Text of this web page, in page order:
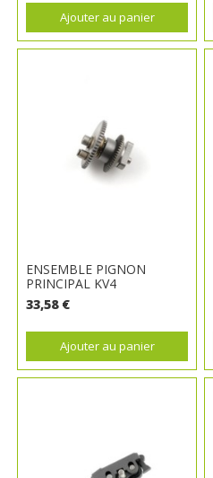
Ajouter au panier
ENSEMBLE PIGNON
PRINCIPAL KV4
33,58 €
Ajouter au panier